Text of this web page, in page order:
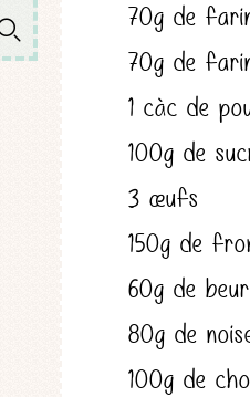
70g de
70g de
1 càc de
100g de
3 œufs
150g de
60g de
80g de
100g de